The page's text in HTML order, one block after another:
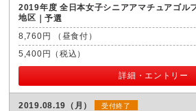
2019年度 全日本女子シニアアマチュアゴル
地区
予選
8,760円 （昼食付）
5,400円（税込）
詳細・エントリー
2019.08.19（月） 受付終了